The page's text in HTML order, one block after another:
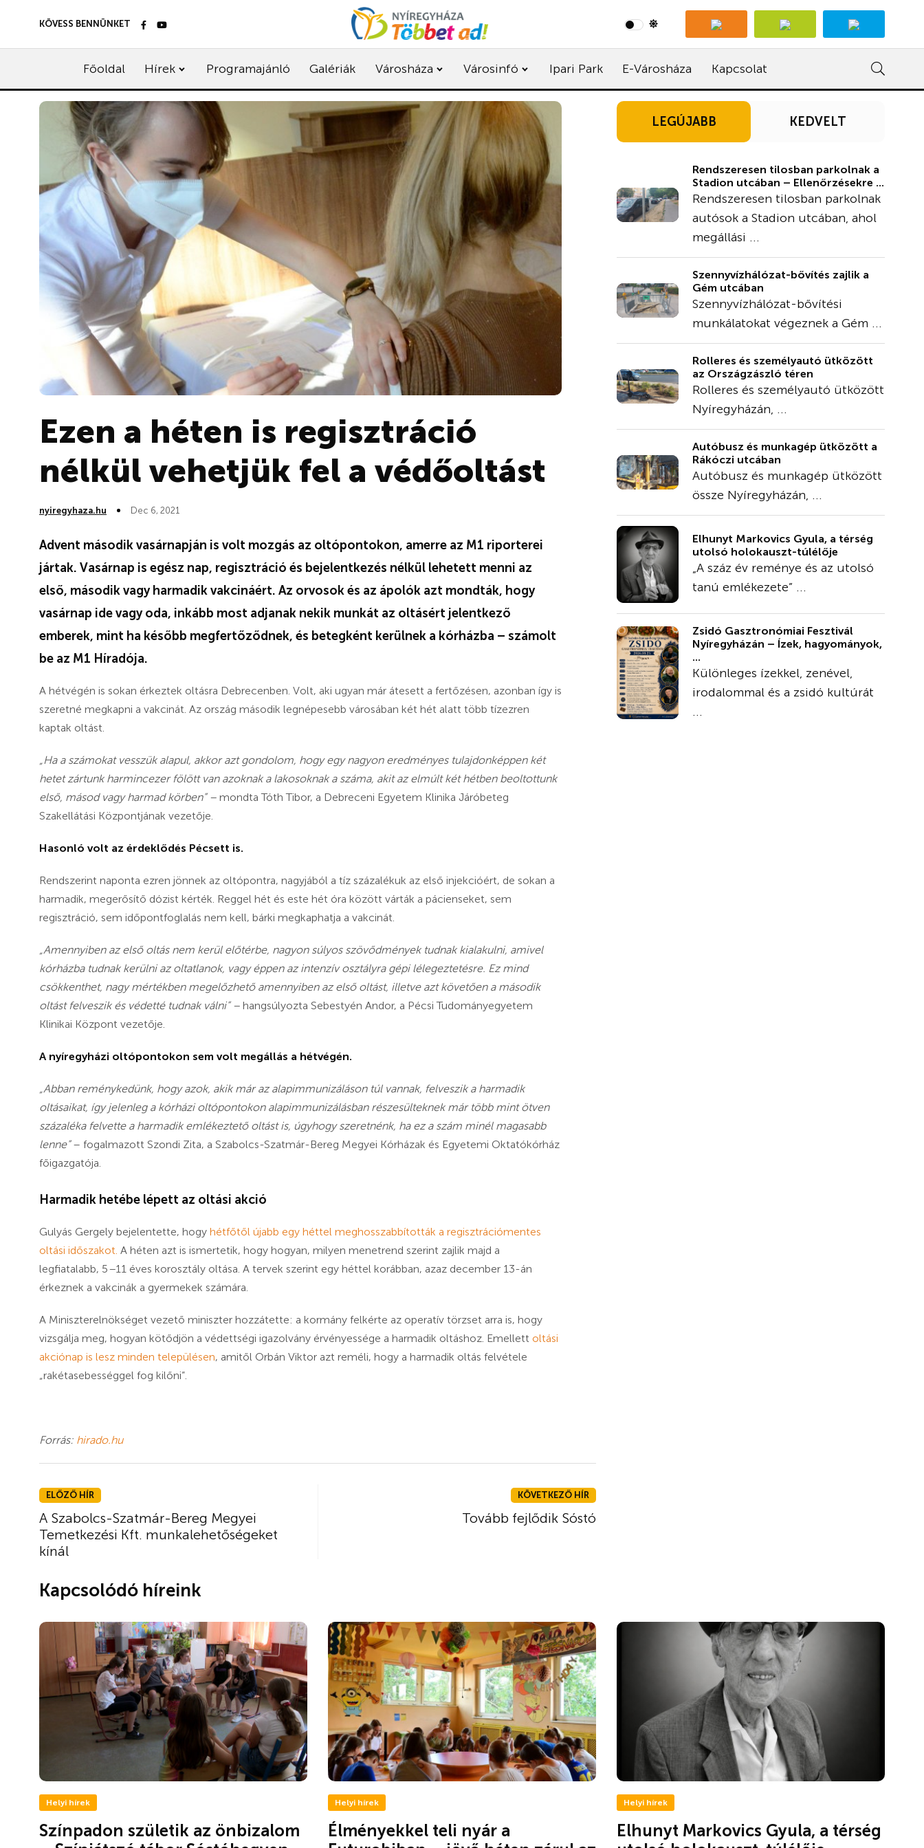
KÖVESS BENNÜNKET
Főoldal Hírek Programajánló Galériák Városháza Városinfó Ipari Park E-Városháza Kapcsolat
Ezen a héten is regisztráció
nélkül vehetjük fel a védőoltást
nyiregyhaza.hu Dec 6, 2021
Advent második vasárnapján is volt mozgás az oltópontokon, amerre az M1 riporterei
jártak. Vasárnap is egész nap, regisztráció és bejelentkezés nélkül lehetett menni az
első, második vagy harmadik vakcináért. Az orvosok és az ápolók azt mondták, hogy
vasárnap ide vagy oda, inkább most adjanak nekik munkát az oltásért jelentkező
emberek, mint ha később megfertőződnek, és betegként kerülnek a kórházba – számolt
be az M1 Híradója.
A hétvégén is sokan érkeztek oltásra Debrecenben. Volt, aki ugyan már átesett a fertőzésen, azonban így is
szeretné megkapni a vakcinát. Az ország második legnépesebb városában két hét alatt több tízezren
kaptak oltást.
„Ha a számokat vesszük alapul, akkor azt gondolom, hogy egy nagyon eredményes tulajdonképpen két
hetet zártunk harmincezer fölött van azoknak a lakosoknak a száma, akit az elmúlt két hétben beoltottunk
első, másod vagy harmad körben” – mondta Tóth Tibor, a Debreceni Egyetem Klinika Járóbeteg
Szakellátási Központjának vezetője.
Hasonló volt az érdeklődés Pécsett is.
Rendszerint naponta ezren jönnek az oltópontra, nagyjából a tíz százalékuk az első injekcióért, de sokan a
harmadik, megerősítő dózist kérték. Reggel hét és este hét óra között várták a pácienseket, sem
regisztráció, sem időpontfoglalás nem kell, bárki megkaphatja a vakcinát.
„Amennyiben az első oltás nem kerül előtérbe, nagyon súlyos szövődmények tudnak kialakulni, amivel
kórházba tudnak kerülni az oltatlanok, vagy éppen az intenzív osztályra gépi lélegeztetésre. Ez mind
csökkenthet, nagy mértékben megelőzhető amennyiben az első oltást, illetve azt követően a második
oltást felveszik és védetté tudnak válni”– hangsúlyozta Sebestyén Andor, a Pécsi Tudományegyetem
Klinikai Központ vezetője.
A nyíregyházi oltópontokon sem volt megállás a hétvégén.
„Abban reménykedünk, hogy azok, akik már az alapimmunizáláson túl vannak, felveszik a harmadik
oltásaikat, így jelenleg a kórházi oltópontokon alapimmunizálásban részesülteknek már több mint ötven
százaléka felvette a harmadik emlékeztető oltást is, úgyhogy szeretnénk, ha ez a szám minél magasabb
lenne”– fogalmazott Szondi Zita, a Szabolcs-Szatmár-Bereg Megyei Kórházak és Egyetemi Oktatókórház
főigazgatója.
Harmadik hetébe lépett az oltási akció
Gulyás Gergely bejelentette, hogy hétfőtől újabb egy héttel meghosszabbították a regisztrációmentes
oltási időszakot. A héten azt is ismertetik, hogy hogyan, milyen menetrend szerint zajlik majd a
legfiatalabb, 5–11 éves korosztály oltása. A tervek szerint egy héttel korábban, azaz december 13-án
érkeznek a vakcinák a gyermekek számára.
A Miniszterelnökséget vezető miniszter hozzátette: a kormány felkérte az operatív törzset arra is, hogy
vizsgálja meg, hogyan kötődjön a védettségi igazolvány érvényessége a harmadik oltáshoz. Emellett oltási
akciónap is lesz minden településen, amitől Orbán Viktor azt reméli, hogy a harmadik oltás felvétele
„rakétasebességgel fog kilőni”.
Forrás: hirado.hu
ELŐZŐ HÍR
A Szabolcs-Szatmár-Bereg Megyei
Temetkezési Kft. munkalehetőségeket
kínál
KÖVETKEZŐ HÍR
Tovább fejlődik Sóstó
LEGÚJABB KEDVELT
Rendszeresen tilosban parkolnak a
Stadion utcában – Ellenőrzésekre ...
Rendszeresen tilosban parkolnak
autósok a Stadion utcában, ahol
megállási ...
Szennyvízhálózat-bővítés zajlik a
Gém utcában
Szennyvízhálózat-bővítési
munkálatokat végeznek a Gém ...
Rolleres és személyautó ütközött
az Országzászló téren
Rolleres és személyautó ütközött
Nyíregyházán, ...
Autóbusz és munkagép ütközött a
Rákóczi utcában
Autóbusz és munkagép ütközött
össze Nyíregyházán, ...
Elhunyt Markovics Gyula, a térség
utolsó holokauszt-túlélője
„A száz év reménye és az utolsó
tanú emlékezete” ...
Zsidó Gasztronómiai Fesztivál
Nyíregyházán – Ízek, hagyományok,
...
Különleges ízekkel, zenével,
irodalommal és a zsidó kultúrát
...
Kapcsolódó híreink
Helyi hírek
Színpadon születik az önbizalom
Helyi hírek
Élményekkel teli nyár a
Helyi hírek
Elhunyt Markovics Gyula, a térség